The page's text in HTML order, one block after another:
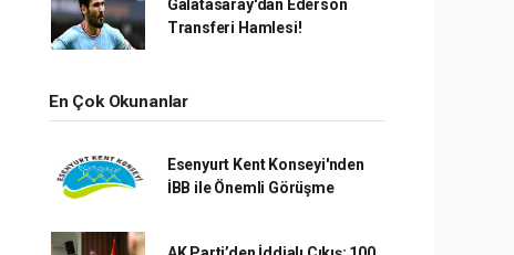
Galatasaray'dan Ederson
Transferi Hamlesi!
En Çok Okunanlar
Esenyurt Kent Konseyi'nden
İBB ile Önemli Görüşme